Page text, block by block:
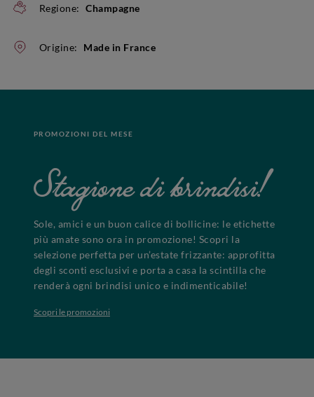
Regione: Champagne
Origine: Made in France
PROMOZIONI DEL MESE
Stagione di brindisi!
Sole, amici e un buon calice di bollicine: le etichette
più amate sono ora in promozione! Scopri la
selezione perfetta per un’estate frizzante: approfitta
degli sconti esclusivi e porta a casa la scintilla che
renderà ogni brindisi unico e indimenticabile!
Scopri le promozioni